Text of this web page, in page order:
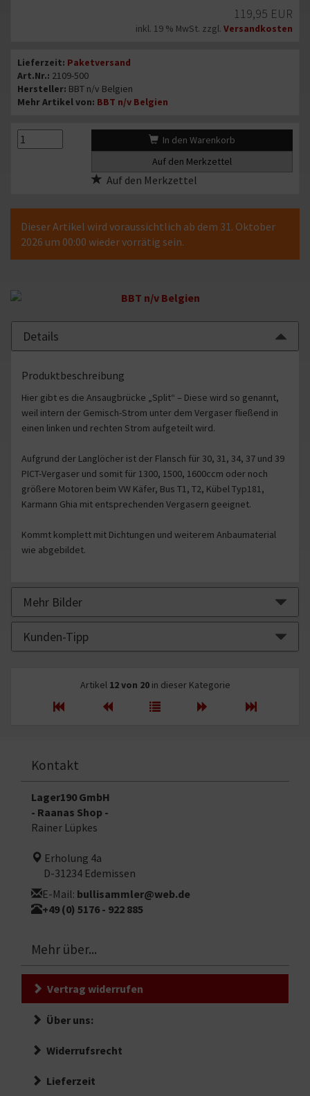
Ansaugbrücke
Split
30,
31,
37,
39
Käfer,
Bus
T1,
T2
500)
119,95 EUR
inkl. 19 % MwSt. zzgl. Versandkosten
Informationen
Lieferzeit: Paketversand
Art.Nr.: 2109-500
Hersteller: BBT n/v Belgien
Mehr Artikel von: BBT n/v Belgien
{#text_quantity#}{#text_quantity#} In den Warenkorb
Auf den Merkzettel
Dieser Artikel wird voraussichtlich ab dem 31. Oktober
2026 um 00:00 wieder vorrätig sein.
Details
Produktbeschreibung
Hier gibt es die Ansaugbrücke „Split“ – Diese wird so genannt,
weil intern der Gemisch-Strom unter dem Vergaser fließend in
einen linken und rechten Strom aufgeteilt wird.
Aufgrund der Langlöcher ist der Flansch für 30, 31, 34, 37 und 39
PICT-Vergaser und somit für 1300, 1500, 1600ccm oder noch
größere Motoren beim VW Käfer, Bus T1, T2, Kübel Typ181,
Karmann Ghia mit entsprechenden Vergasern geeignet.
Kommt komplett mit Dichtungen und weiterem Anbaumaterial
wie abgebildet.
Mehr Bilder
Kunden-Tipp
Artikel 12 von 20in dieser Kategorie
Kontakt
Lager190 GmbH
- Raanas Shop -
Rainer Lüpkes
Erholung 4a
D-31234 Edemissen
E-Mail: bullisammler@web.de
+49 (0) 5176 - 922 885
Mehr über...
Vertrag widerrufen
Über uns:
Widerrufsrecht
Lieferzeit